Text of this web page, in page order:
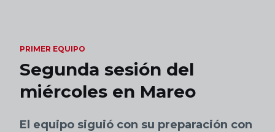
PRIMER EQUIPO
Segunda sesión del
miércoles en Mareo
El equipo siguió con su preparación con